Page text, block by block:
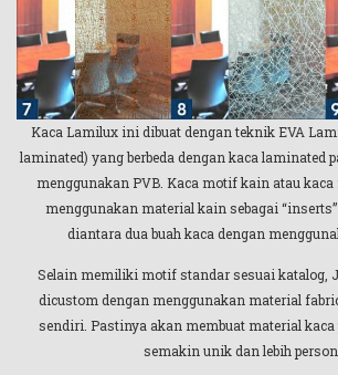
Kaca Lamilux ini dibuat dengan teknik EVA
laminated) yang berbeda dengan kaca laminated
menggunakan PVB. Kaca motif kain atau
menggunakan material kain sebagai
diantara dua buah kaca dengan
Selain memiliki motif standar sesuai katalog,
dicustom dengan menggunakan material
sendiri. Pastinya akan membuat material
semakin unik dan lebih